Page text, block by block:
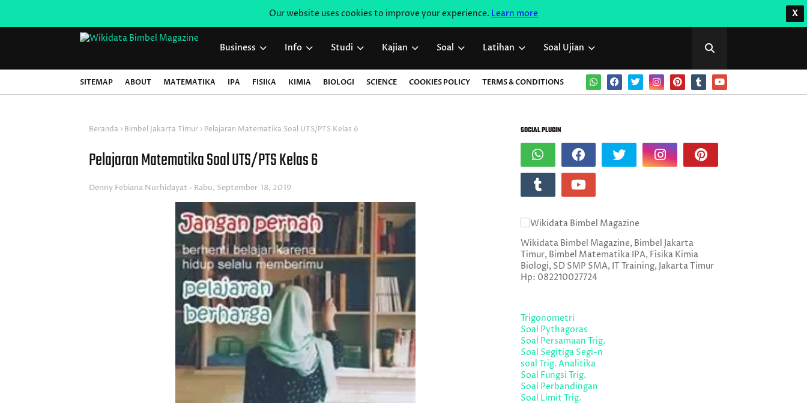
Our website uses cookies to improve your experience. Learn more X
Business Info Studi Kajian Soal Latihan Soal Ujian
SITEMAP ABOUT MATEMATIKA IPA FISIKA KIMIA BIOLOGI SCIENCE COOKIES POLICY TERMS & CONDITIONS
Beranda Bimbel Jakarta Timur Pelajaran Matematika Soal UTS/PTS Kelas 6
Pelajaran Matematika Soal UTS/PTS Kelas 6
Denny Febiana Nurhidayat Rabu, September 18, 2019
SOCIAL PLUGIN
Wikidata Bimbel Magazine, Bimbel Jakarta
Timur, Bimbel Matematika IPA, Fisika Kimia
Biologi, SD SMP SMA, IT Training, Jakarta Timur
Hp: 082210027724
Trigonometri
Soal Pythagoras
Soal Persamaan Trig.
Soal Segitiga Segi-n
soal Trig. Analitika
Soal Fungsi Trig.
Soal Perbandingan
Soal Limit Trig.